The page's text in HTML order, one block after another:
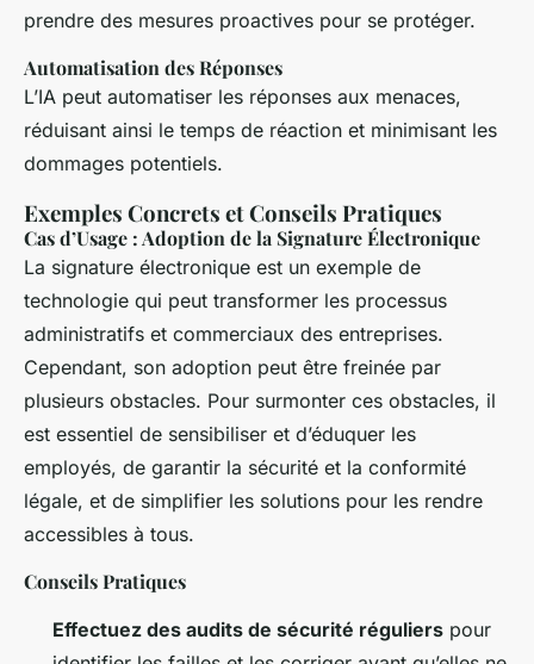
prendre des mesures proactives pour se protéger.
Automatisation des Réponses
L’IA peut automatiser les réponses aux menaces,
réduisant ainsi le temps de réaction et minimisant les
dommages potentiels.
Exemples Concrets et Conseils Pratiques
Cas d’Usage : Adoption de la Signature Électronique
La signature électronique est un exemple de
technologie qui peut transformer les processus
administratifs et commerciaux des entreprises.
Cependant, son adoption peut être freinée par
plusieurs obstacles. Pour surmonter ces obstacles, il
est essentiel de sensibiliser et d’éduquer les
employés, de garantir la sécurité et la conformité
légale, et de simplifier les solutions pour les rendre
accessibles à tous.
Conseils Pratiques
Effectuez des audits de sécurité réguliers pour